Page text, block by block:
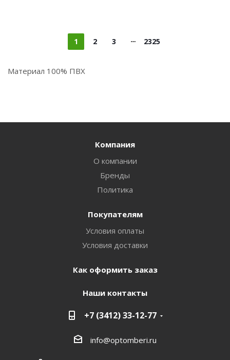
1 2 3 2325
Материал 100% ПВХ
Компания
О компании
Бренды
Политика
Покупателям
Условия оплаты
Условия доставки
Как оформить заказ
Наши контакты
+7 (3412) 33-12-77
info@optomberi.ru